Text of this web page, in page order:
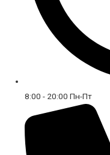
8:00 - 20:00 Пн-Пт